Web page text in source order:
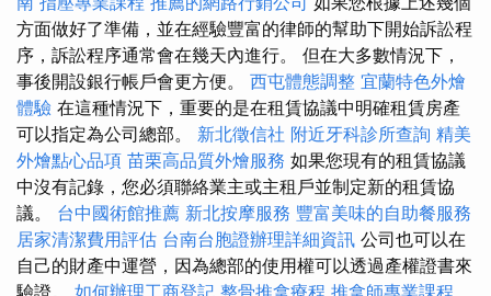
方面做好了準備，並在經驗豐富的律師的幫助下開始訴訟程
序，訴訟程序通常會在幾天內進行。 但在大多數情況下，
事後開設銀行帳戶會更方便。 西屯體態調整 宜蘭特色外燴
體驗 在這種情況下，重要的是在租賃協議中明確租賃房產
可以指定為公司總部。 新北徵信社 附近牙科診所查詢 精美
外燴點心品項 苗栗高品質外燴服務 如果您現有的租賃協議
中沒有記錄，您必須聯絡業主或主租戶並制定新的租賃協
議。 台中國術館推薦 新北按摩服務 豐富美味的自助餐服務
居家清潔費用評估 台南台胞證辦理詳細資訊 公司也可以在
自己的財產中運營，因為總部的使用權可以透過產權證書來
驗證。 如何辦理工商登記 整骨推拿療程 推拿師專業課程